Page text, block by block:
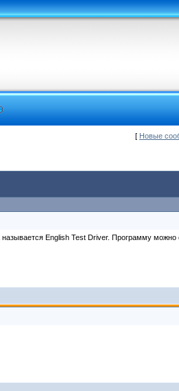
[ Новые
English Test Driver. Программу можно